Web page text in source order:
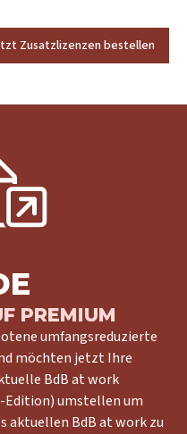
Zusatzlizenzen bestellen
PREMIUM
umfangsreduzierte
möchten jetzt Ihre
BdB at work
Edition) umstellen um
aktuellen BdB at work zu